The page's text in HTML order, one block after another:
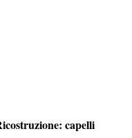
capelli